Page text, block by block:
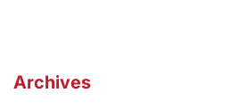
Archives